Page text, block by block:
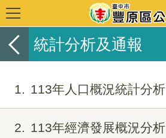
統計分析及通報
1 113年人口概況統計分析
2 113年經濟發展概況分析